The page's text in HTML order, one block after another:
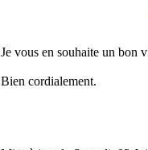
Je vous en souhaite un bon
Bien cordialement.